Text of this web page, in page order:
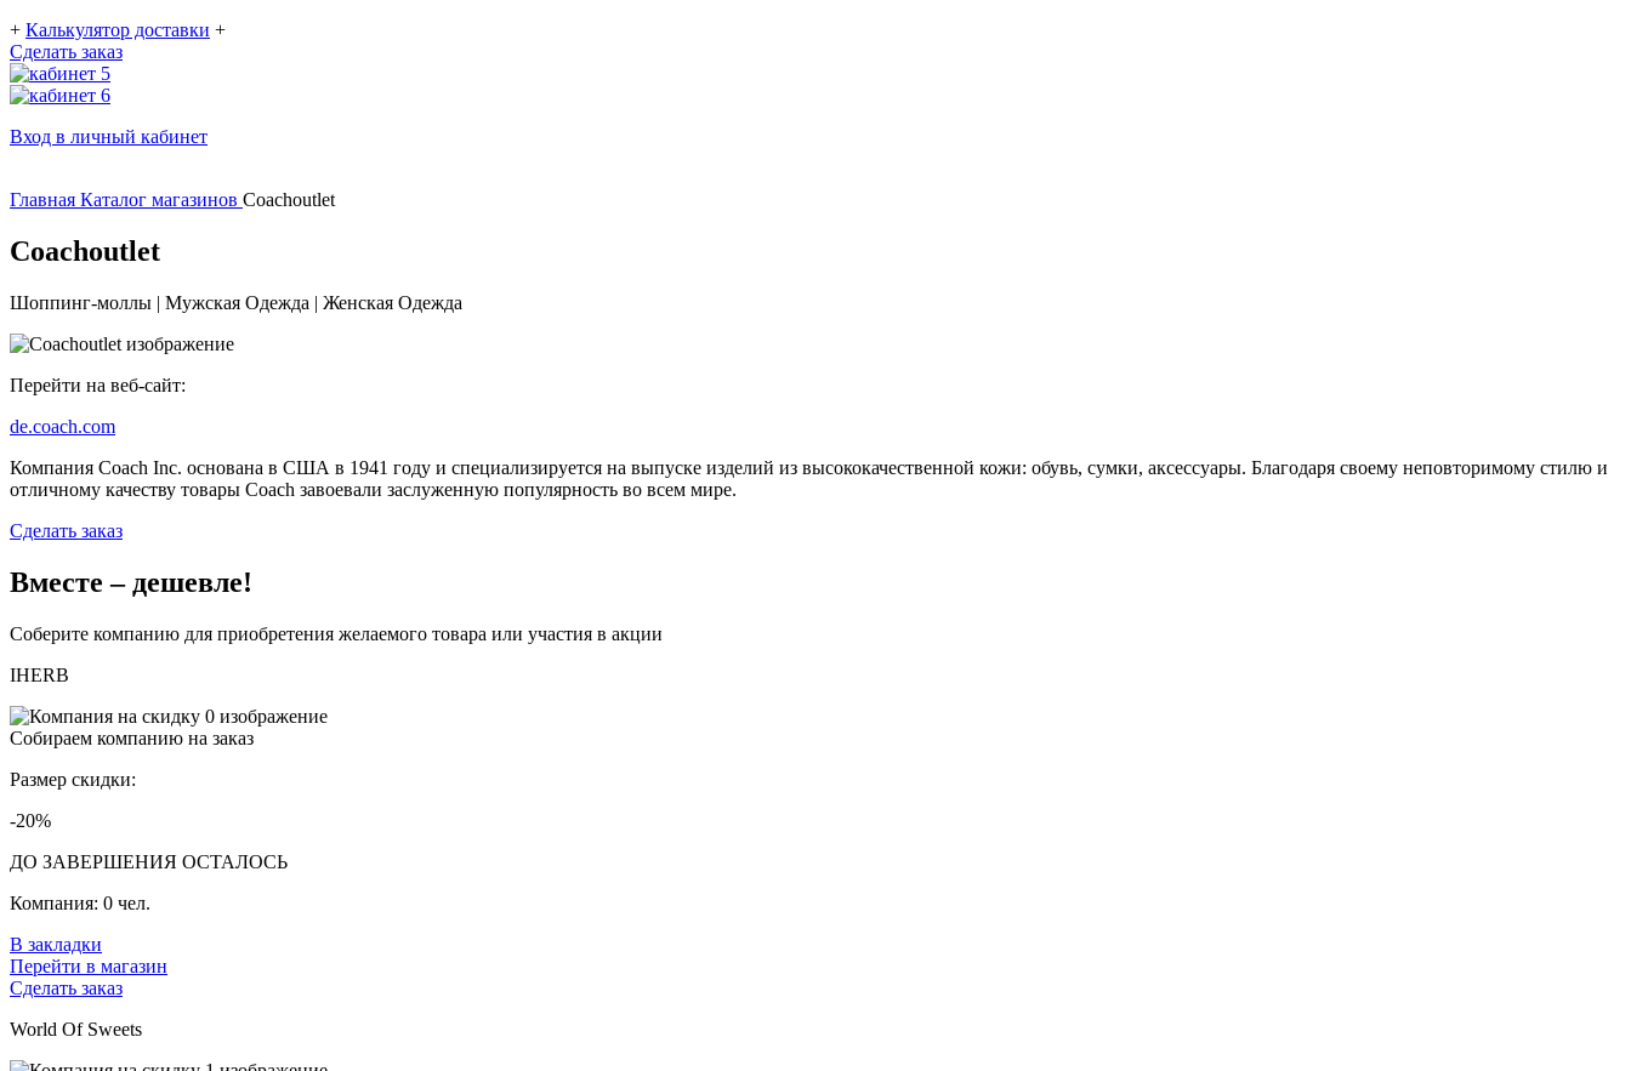
+ Калькулятор доставки +
Сделать заказ
Вход в личный кабинет
Главная Каталог магазинов Coachoutlet
Coachoutlet
Шоппинг-моллы | Мужская Одежда | Женская Одежда
Перейти на веб-сайт:
de.coach.com
Компания Coach Inc. основана в США в 1941 году и специализируется на выпуске изделий из высококачественной кожи: обувь, сумки, аксессуары. Благодаря своему неповторимому стилю и
отличному качеству товары Coach завоевали заслуженную популярность во всем мире.
Сделать заказ
Вместе – дешевле!
Соберите компанию для приобретения желаемого товара или участия в акции
IHERB
Собираем компанию на заказ
Размер скидки:
-20%
ДО ЗАВЕРШЕНИЯ ОСТАЛОСЬ
Компания: 0 чел.
В закладки
Перейти в магазин
Сделать заказ
World Of Sweets